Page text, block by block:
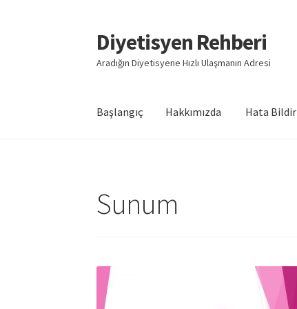
Dolaşıma
geç
İçeriğe
geç
Diyetisyen Rehberi
Aradığın Diyetisyene Hızlı Ulaşmanın Adresi
Başlangıç Hakkımızda Hata Bildir
Sunum